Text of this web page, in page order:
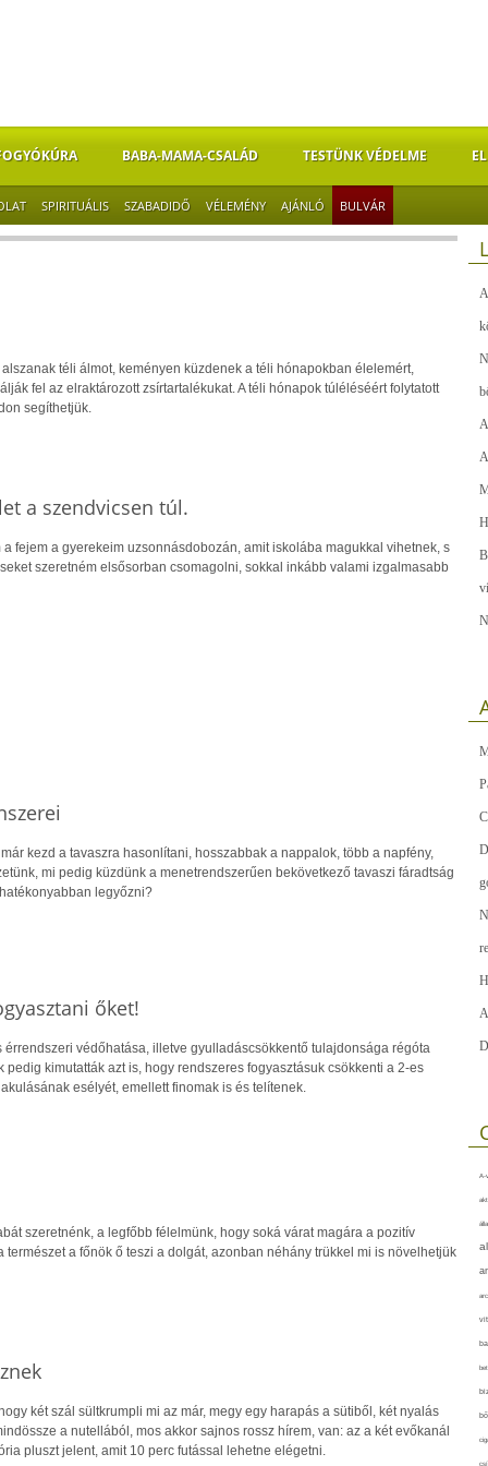
BABA-MAMA-CSALÁD TESTÜNK VÉDELME
SPIRITUÁLIS SZABADIDŐ VÉLEMÉNY AJÁNLÓ BULVÁR
téli álmot, keményen küzdenek a téli hónapokban élelemért,
fel az elraktározott zsírtartalékukat. A téli hónapok túléléséért folytatott
segíthetjük.
a szendvicsen túl.
fejem a gyerekeim uzsonnásdobozán, amit iskolába magukkal vihetnek, s
szeretném elsősorban csomagolni, sokkal inkább valami izgalmasabb
kezd a tavaszra hasonlítani, hosszabbak a nappalok, több a napfény,
mi pedig küzdünk a menetrendszerűen bekövetkező tavaszi fáradtság
legyőzni?
őket!
érrendszeri védőhatása, illetve gyulladáscsökkentő tulajdonsága régóta
pedig kimutatták azt is, hogy rendszeres fogyasztásuk csökkenti a 2-es
esélyét, emellett finomak is és telítenek.
szeretnénk, a legfőbb félelmünk, hogy soká várat magára a pozitív
természet a főnök ő teszi a dolgát, azonban néhány trükkel mi is növelhetjük
két szál sültkrumpli mi az már, megy egy harapás a sütiből, két nyalás
a nutellából, mos akkor sajnos rossz hírem, van: az a két evőkanál
pluszt jelent, amit 10 perc futással lehetne elégetni.
A-